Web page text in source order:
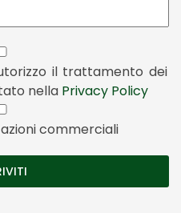
il trattamento dei
nella Privacy Policy
commerciali